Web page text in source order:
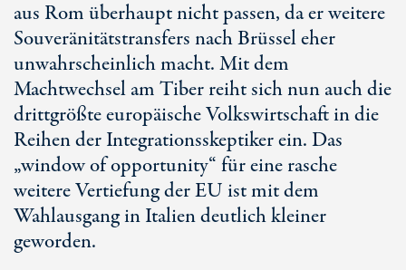
aus Rom überhaupt nicht passen, da er weitere
Souveränitätstransfers nach Brüssel eher
unwahrscheinlich macht. Mit dem
Machtwechsel am Tiber reiht sich nun auch die
drittgrößte europäische Volkswirtschaft in die
Reihen der Integrationsskeptiker ein. Das
„window of opportunity“ für eine rasche
weitere Vertiefung der EU ist mit dem
Wahlausgang in Italien deutlich kleiner
geworden.